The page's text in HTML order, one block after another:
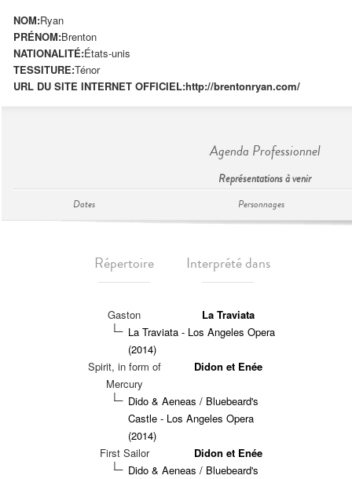
NOM:Ryan
PRÉNOM:Brenton
NATIONALITÉ:États-unis
TESSITURE:Ténor
URL DU SITE INTERNET OFFICIEL:http://brentonryan.com/
Agenda Professionnel
Représentations à venir
Dates Personnages
Répertoire Interprété dans
Gaston
La Traviata
La Traviata - Los Angeles Opera
(2014)
Spirit, in form of
Mercury
Didon et Enée
Dido & Aeneas / Bluebeard's
Castle - Los Angeles Opera
(2014)
First Sailor
Didon et Enée
Dido & Aeneas / Bluebeard's